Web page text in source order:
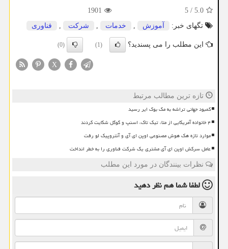
5.0
/
5
1901
تگهای خبر:
آموزش , خدمات , شركت , فناوری
این مطلب را می پسندید؟ (1)
(0)
X
تازه ترین مطالب مرتبط
کمبود جهانی تراشه به مک بوک ایر رسید
۴ خانواده آمریکایی از متا، تیک تاک، اسنپ و گوگل شکایت کردند
موارد تازه هک هوش مصنوعی اوپن ای آی و آنتروپیک لو رفت
عامل سرکش اوپن ای آی مشتری یک شرکت فناوری را به خطر انداخت
نظرات بینندگان در مورد این مطلب
لطفا شما همنظر دهید